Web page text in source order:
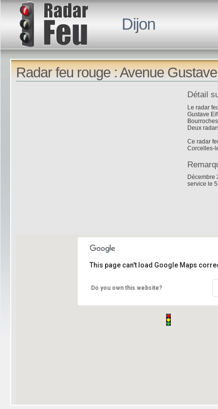
Dijon
Radar feu rouge : Avenue
Détail
Le radar
Gustave
Deux
Ce radar
Corcelles-
Décembre
service le
This page can't load Google Maps
Do you own this website?